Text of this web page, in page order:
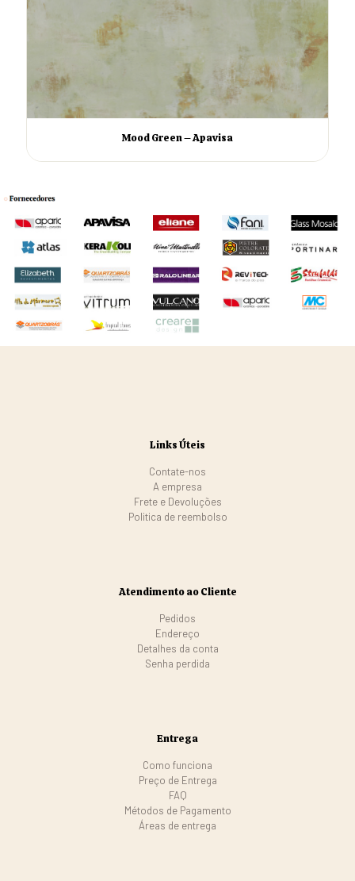
Mood Green – Apavisa
Links Úteis
Contate-nos
A empresa
Frete e Devoluções
Politica de reembolso
Atendimento ao Cliente
Pedidos
Endereço
Detalhes da conta
Senha perdida
Entrega
Como funciona
Preço de Entrega
FAQ
Métodos de Pagamento
Áreas de entrega